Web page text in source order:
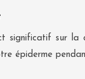
significatif sur
épiderme